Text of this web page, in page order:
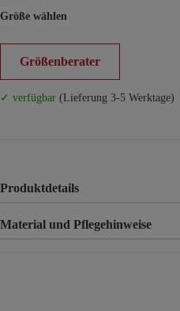
Größe wählen
Größenberater
✓ verfügbar (Lieferung 3-5 Werktage)
Produktdetails
Material und Pflegehinweise